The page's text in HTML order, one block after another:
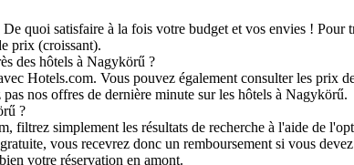
quoi satisfaire à la fois votre budget et vos envies ! Pour
prix (croissant).
des hôtels à Nagykörű ?
Hotels.com. Vous pouvez également consulter les prix
nos offres de dernière minute sur les hôtels à Nagykörű.
?
filtrez simplement les résultats de recherche à l'aide de
vous recevrez donc un remboursement si vous
votre réservation en amont.